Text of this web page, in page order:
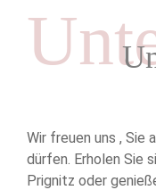
PREISE & BUCHUNG
AKTIVITÄTEN
PFERDESPORT
EVENTS
Wir freuen uns , Sie
dürfen. Erholen Sie
Prignitz oder